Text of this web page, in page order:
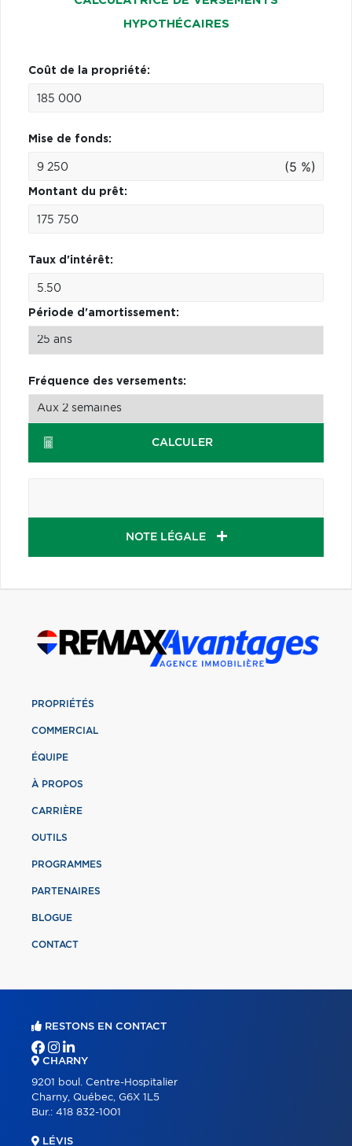
HYPOTHÉCAIRES
Coût de la propriété:
Mise de fonds:
(5 %)
Montant du prêt:
Taux d'intérêt:
Période d'amortissement:
Fréquence des versements:
CALCULER
NOTE LÉGALE
PROPRIÉTÉS
COMMERCIAL
ÉQUIPE
À PROPOS
CARRIÈRE
OUTILS
PROGRAMMES
PARTENAIRES
BLOGUE
CONTACT
RESTONS EN CONTACT
CHARNY
9201 boul. Centre-Hospitalier
Charny, Québec, G6X 1L5
Bur.: 418 832-1001
LÉVIS